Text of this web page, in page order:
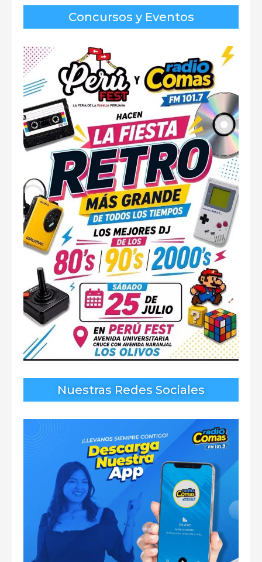
Concursos y Eventos
Nuestras Redes Sociales